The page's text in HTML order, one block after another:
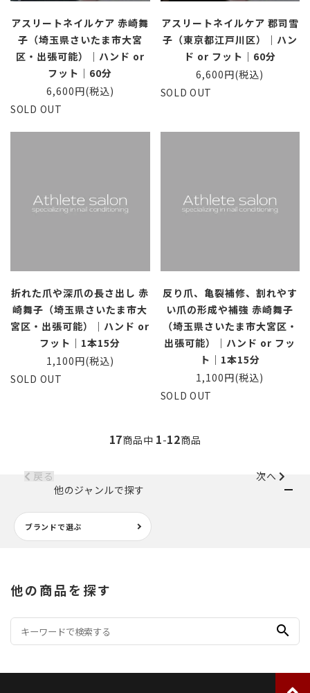
アスリートネイルケア 赤崎舞
子（埼玉県さいたま市大宮
区・出張可能）｜ハンド or
フット｜60分
6,600円(税込)
SOLD OUT
アスリートネイルケア 郡司雪
子（東京都江戸川区）｜ハン
ド or フット｜60分
6,600円(税込)
SOLD OUT
折れた爪や深爪の長さ出し 赤
崎舞子（埼玉県さいたま市大
宮区・出張可能）｜ハンド or
フット｜1本15分
1,100円(税込)
SOLD OUT
反り爪、亀裂補修、割れやす
い爪の形成や補強 赤崎舞子
（埼玉県さいたま市大宮区・
出張可能）｜ハンド or フッ
ト｜1本15分
1,100円(税込)
SOLD OUT
17商品中 1-12商品
戻る
次へ
他のジャンルで探す
ブランドで選ぶ
他の商品を探す
search